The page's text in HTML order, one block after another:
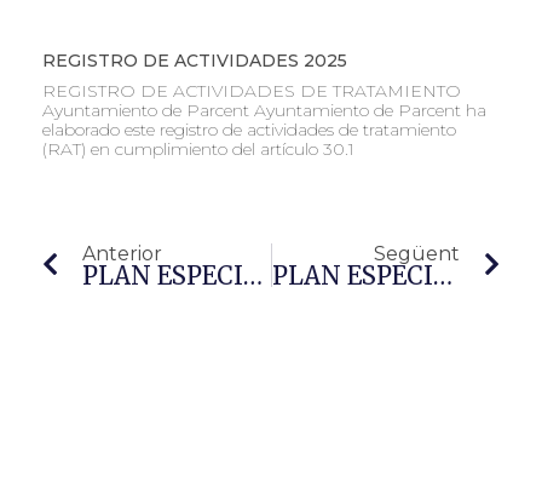
REGISTRO DE ACTIVIDADES 2025
REGISTRO DE ACTIVIDADES DE TRATAMIENTO
Ayuntamiento de Parcent Ayuntamiento de Parcent ha
elaborado este registro de actividades de tratamiento
(RAT) en cumplimiento del artículo 30.1
Anterior
PLAN ESPECIAL DE MINIMIZACIÓN DE IMPACTO TERRITORIAL EN LA PARTIDA SOLANA EN EL TÉRMINO MUNICIPAL DE PARCENT
Següent
PLAN ESPECIAL DE MINIMIZACIÓN DE IMPACTO TERRITORIAL EN LA PARTIDA BARRANQUET EN EL TÉRMINO MUNICIPAL DE PARCENT